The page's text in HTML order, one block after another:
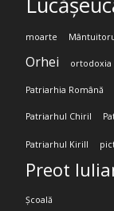
moarte
Orhei ortodoxia
Patriarhia Română
Patriarhul Chiril
Patriarhul Kirill
Preot
Școală